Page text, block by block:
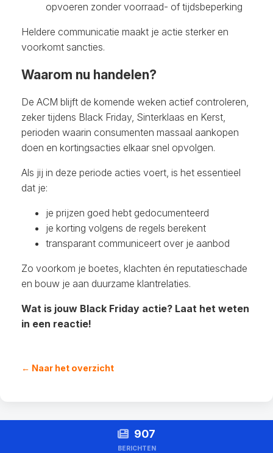
opvoeren zonder voorraad- of tijdsbeperking
Heldere communicatie maakt je actie sterker en
voorkomt sancties.
Waarom nu handelen?
De ACM blijft de komende weken actief controleren,
zeker tijdens Black Friday, Sinterklaas en Kerst,
perioden waarin consumenten massaal aankopen
doen en kortingsacties elkaar snel opvolgen.
Als jij in deze periode acties voert, is het essentieel
dat je:
je prijzen goed hebt gedocumenteerd
je korting volgens de regels berekent
transparant communiceert over je aanbod
Zo voorkom je boetes, klachten én reputatieschade
en bouw je aan duurzame klantrelaties.
Wat is jouw Black Friday actie? Laat het weten
in een reactie!
← Naar het overzicht
907
BERICHTEN